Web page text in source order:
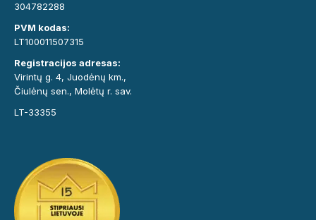
304782288
PVM kodas:
LT100011507315
Registracijos adresas:
Virintų g. 4, Juodėnų km.,
Čiulėnų sen., Molėtų r. sav.
LT-33355